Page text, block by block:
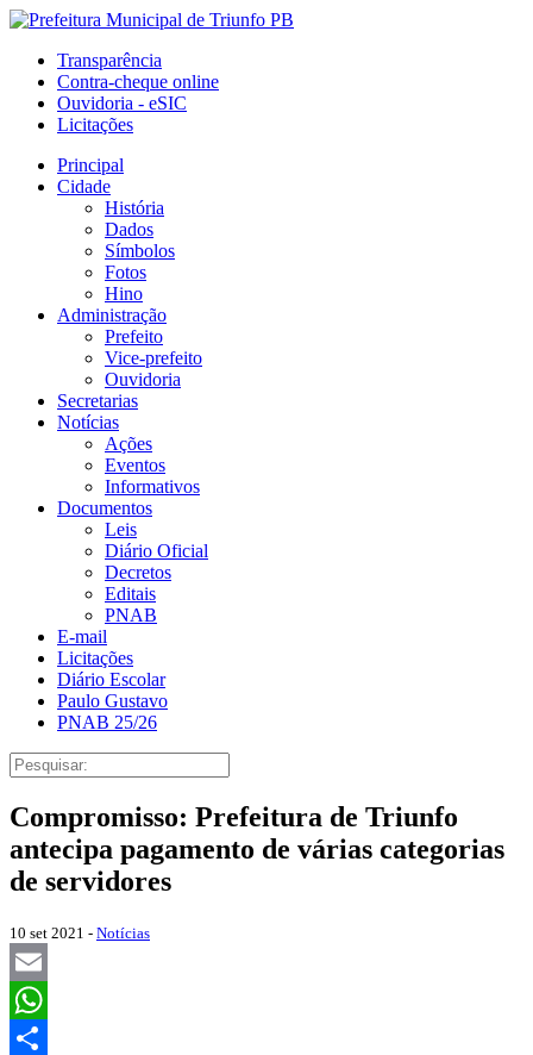
Transparência
Contra-cheque online
Ouvidoria - eSIC
Licitações
Principal
Cidade
História
Dados
Símbolos
Fotos
Hino
Administração
Prefeito
Vice-prefeito
Ouvidoria
Secretarias
Notícias
Ações
Eventos
Informativos
Documentos
Leis
Diário Oficial
Decretos
Editais
PNAB
E-mail
Licitações
Diário Escolar
Paulo Gustavo
PNAB 25/26
Compromisso: Prefeitura de Triunfo
antecipa pagamento de várias categorias
de servidores
10 set 2021 - Notícias
Email
WhatsApp